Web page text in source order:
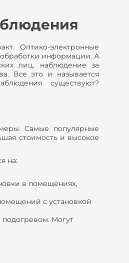
Оптико-электронные
информации. А
лиц, наблюдение за
Все это и называется
существуют?
Самые популярные
стоимость и высокое
на:
в помещениях,
с установкой
Могут